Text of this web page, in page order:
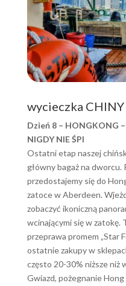
wycieczka
Dzień 8 – HONGKONG
NIGDY NIE ŚPI
Ostatni etap naszej
główny bagaż na dworcu.
przedostajemy się do
zatoce w Aberdeen.
zobaczyć ikoniczną
wcinającymi się w
przeprawa promem „Star
ostatnie zakupy w
często 20-30% niższe niż
Gwiazd, pożegnanie